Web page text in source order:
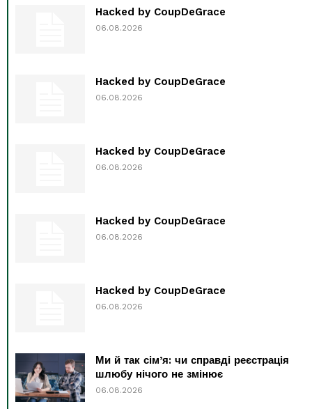
Hacked by CoupDeGrace
06.08.2026
Hacked by CoupDeGrace
06.08.2026
Hacked by CoupDeGrace
06.08.2026
Hacked by CoupDeGrace
06.08.2026
Hacked by CoupDeGrace
06.08.2026
Ми й так сім’я: чи справді реєстрація
шлюбу нічого не змінює
06.08.2026